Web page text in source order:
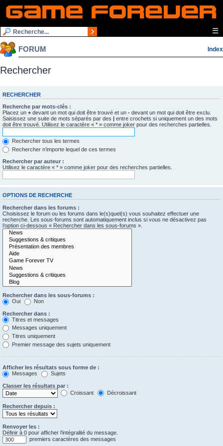
☰
FORUM Index
Rechercher
RECHERCHER
Recherche par mots-clés :
Placez un + devant un mot qui doit être trouvé et un - devant un mot qui doit être exclu.
Saisissez une suite de mots séparés par des | entre crochets si uniquement un des mots
doit être trouvé. Utilisez le caractère « * » comme joker pour des recherches partielles.
Rechercher tous les termes
Rechercher n’importe lequel de ces termes
Rechercher par auteur :
Utilisez le caractère « * » comme joker pour des recherches partielles.
OPTIONS DE RECHERCHE
Rechercher dans les forums :
Choisissez le forum ou les forums dans le(s)quel(s) vous souhaitez effectuer une
recherche. Les sous-forums sont automatiquement inclus si vous ne désactivez pas
l’option ci-dessous « Rechercher dans les sous-forums ».
Rechercher dans les sous-forums :
Oui
Non
Rechercher dans :
Titres et messages
Messages uniquement
Titres uniquement
Premier message des sujets uniquement
Afficher les résultats sous forme de :
Messages
Sujets
Classer les résultats par :
Croissant
Décroissant
Rechercher depuis :
Renvoyer les :
Définir à 0 pour afficher l’intégralité du message.
premiers caractères des messages